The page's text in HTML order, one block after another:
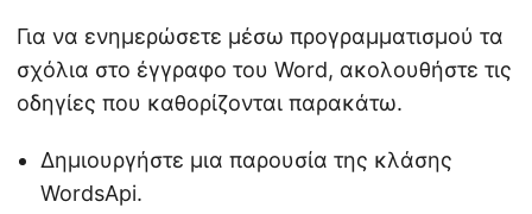
Για να ενημερώσετε μέσω προγραμματισμού τα
σχόλια στο έγγραφο του Word, ακολουθήστε τις
οδηγίες που καθορίζονται παρακάτω.
Δημιουργήστε μια παρουσία της κλάσης
WordsApi.